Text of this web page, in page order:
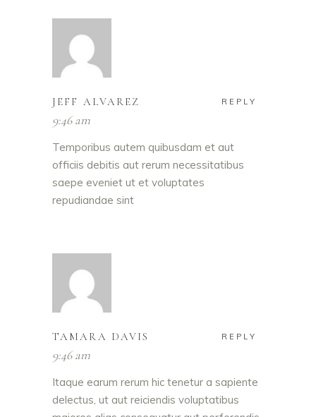
JEFF ALVAREZ REPLY
9:46 am
Temporibus autem quibusdam et aut
officiis debitis aut rerum necessitatibus
saepe eveniet ut et voluptates
repudiandae sint
TAMARA DAVIS REPLY
9:46 am
Itaque earum rerum hic tenetur a sapiente
delectus, ut aut reiciendis voluptatibus